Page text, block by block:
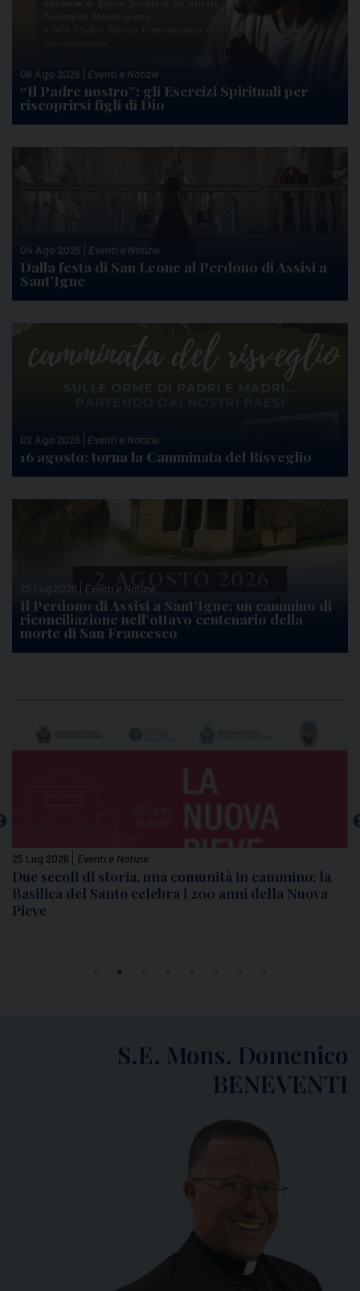
06 Ago 2026 Eventi e Notizie
“Il Padre nostro”: gli Esercizi Spirituali per
riscoprirsi figli di Dio
04 Ago 2026 Eventi e Notizie
Dalla festa di San Leone al Perdono di Assisi a
Sant’Igne
02 Ago 2026 Eventi e Notizie
16 agosto: torna la Camminata del Risveglio
25 Lug 2026 Eventi e Notizie
Il Perdono di Assisi a Sant’Igne: un cammino di
riconciliazione nell’ottavo centenario della
morte di San Francesco
in cammino: la
della Nuova
21 Lug 2026
“Magnifica Humanitas”, in cammino
Leone
S.E. Mons. Domenico
BENEVENTI